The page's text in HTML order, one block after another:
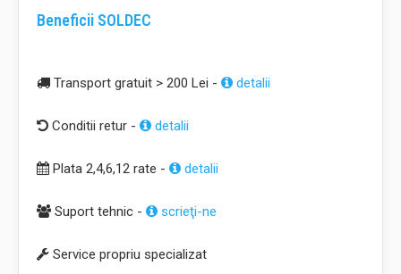
Beneficii SOLDEC
Transport gratuit > 200 Lei - detalii
Conditii retur - detalii
Plata 2,4,6,12 rate - detalii
Suport tehnic - scrieţi-ne
Service propriu specializat